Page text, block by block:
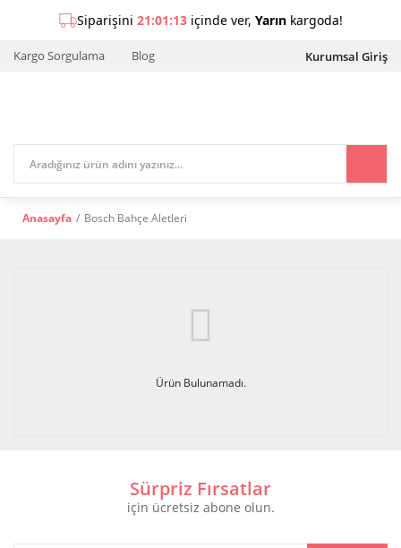
Kargo Sorgulama Blog Kurumsal Giriş
Anasayfa Bosch Bahçe Aletleri
Ürün Bulunamadı.
Sürpriz Fırsatlar
için ücretsiz abone olun.